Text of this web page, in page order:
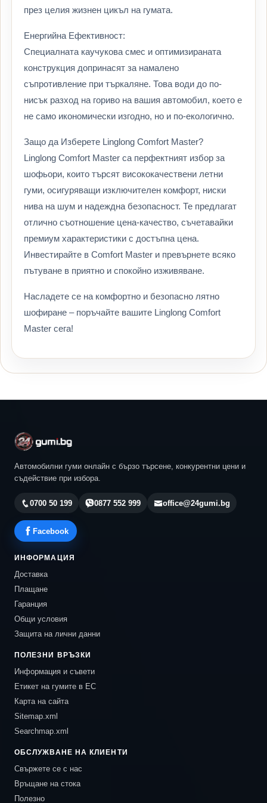
през целия жизнен цикъл на гумата.
Енергийна Ефективност:
Специалната каучукова смес и оптимизираната
конструкция допринасят за намалено
съпротивление при търкаляне. Това води до по-
нисък разход на гориво на вашия автомобил, което е
не само икономически изгодно, но и по-екологично.
Защо да Изберете Linglong Comfort Master?
Linglong Comfort Master са перфектният избор за
шофьори, които търсят висококачествени летни
гуми, осигуряващи изключителен комфорт, ниски
нива на шум и надеждна безопасност. Те предлагат
отлично съотношение цена-качество, съчетавайки
премиум характеристики с достъпна цена.
Инвестирайте в Comfort Master и превърнете всяко
пътуване в приятно и спокойно изживяване.
Насладете се на комфортно и безопасно лятно
шофиране – поръчайте вашите Linglong Comfort
Master сега!
Автомобилни гуми онлайн с бързо търсене, конкурентни цени и
съдействие при избора.
0700 50 199 0877 552 999 office@24gumi.bg
Facebook
ИНФОРМАЦИЯ
Доставка
Плащане
Гаранция
Общи условия
Защита на лични данни
ПОЛЕЗНИ ВРЪЗКИ
Информация и съвети
Етикет на гумите в ЕС
Карта на сайта
Sitemap.xml
Searchmap.xml
ОБСЛУЖВАНЕ НА КЛИЕНТИ
Свържете се с нас
Връщане на стока
Полезно